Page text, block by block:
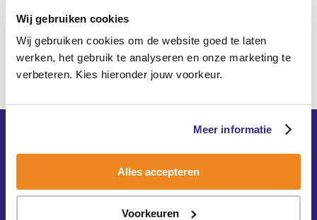
Wij gebruiken cookies
Wij gebruiken cookies om de website goed te laten
werken, het gebruik te analyseren en onze marketing te
verbeteren. Kies hieronder jouw voorkeur.
Meer informatie
Alles accepteren
Voorkeuren
Slapen(19)
Speciaal voor je kind (11)
Vaardigheden aanleren(13)